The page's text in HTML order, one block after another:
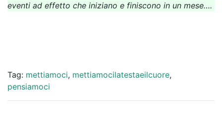
eventi ad effetto che iniziano e finiscono in un mese….
Tag: mettiamoci, mettiamocilatestaeilcuore,
pensiamoci